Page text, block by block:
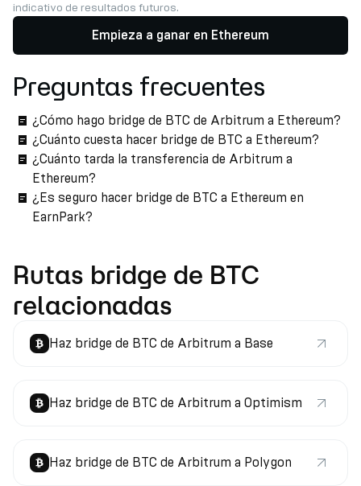
indicativo de resultados futuros.
Empieza a ganar en Ethereum
Preguntas frecuentes
¿Cómo hago bridge de BTC de Arbitrum a Ethereum?
¿Cuánto cuesta hacer bridge de BTC a Ethereum?
¿Cuánto tarda la transferencia de Arbitrum a
Ethereum?
¿Es seguro hacer bridge de BTC a Ethereum en
EarnPark?
Rutas bridge de BTC
relacionadas
Haz bridge de BTC de Arbitrum a Base
Haz bridge de BTC de Arbitrum a Optimism
Haz bridge de BTC de Arbitrum a Polygon